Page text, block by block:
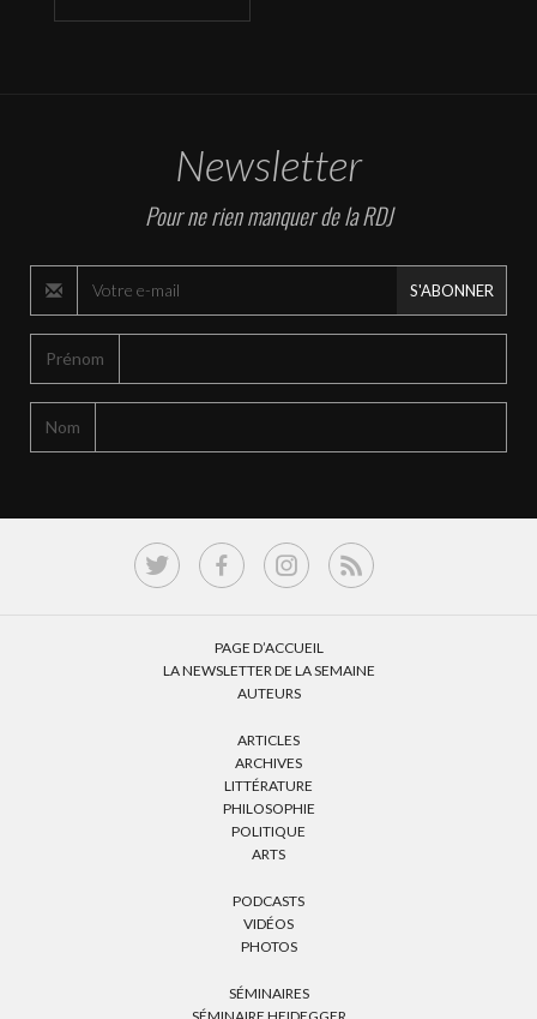
Newsletter
Pour ne rien manquer de la RDJ
S'ABONNER
Prénom
Nom
PAGE D’ACCUEIL
LA NEWSLETTER DE LA SEMAINE
AUTEURS
ARTICLES
ARCHIVES
LITTÉRATURE
PHILOSOPHIE
POLITIQUE
ARTS
PODCASTS
VIDÉOS
PHOTOS
SÉMINAIRES